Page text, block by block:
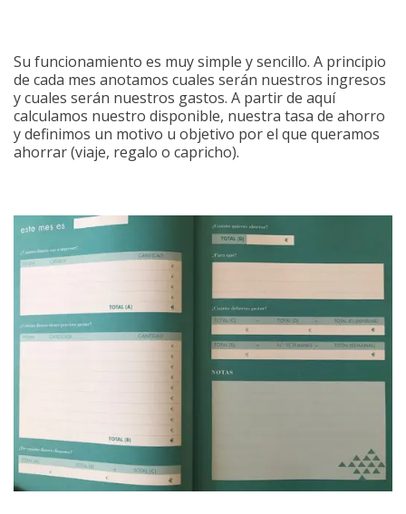
Su funcionamiento es muy simple y sencillo. A principio
de cada mes anotamos cuales serán nuestros ingresos
y cuales serán nuestros gastos. A partir de aquí
calculamos nuestro disponible, nuestra tasa de ahorro
y definimos un motivo u objetivo por el que queramos
ahorrar (viaje, regalo o capricho).